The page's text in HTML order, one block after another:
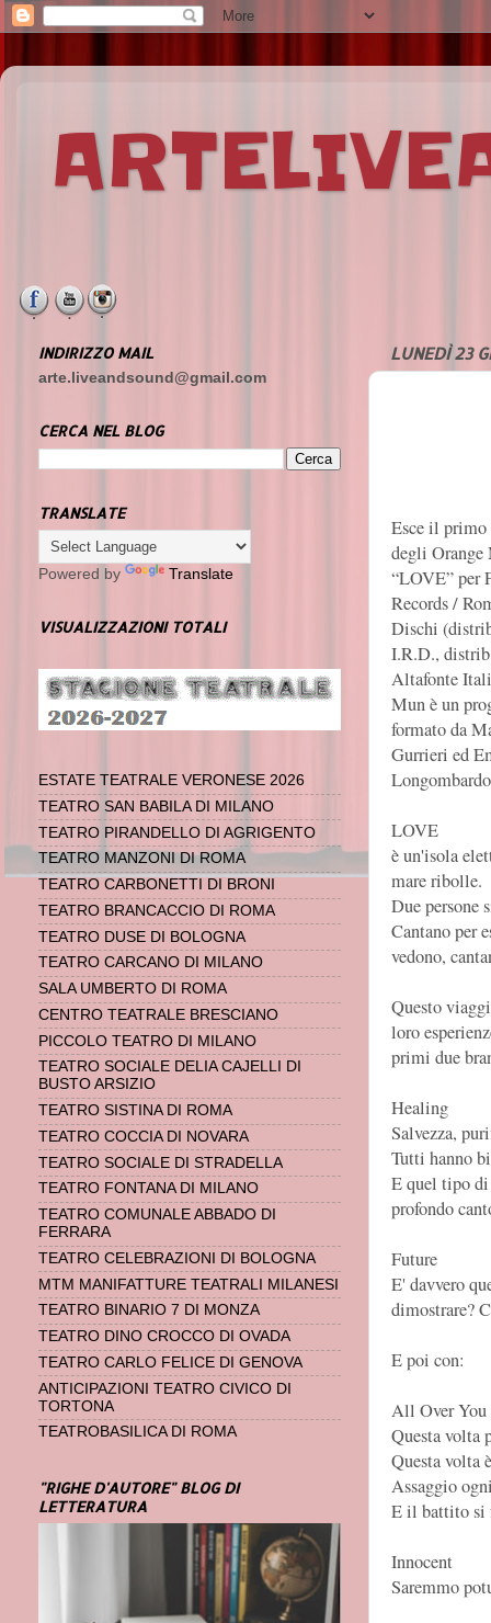
LUNEDÌ 23
Esce il
degli Orange
“LOVE” per
Records /
Dischi
I.R.D.,
Altafonte
Mun è un
formato da
Gurrieri ed
LOVE
è un'isola
mare ribolle.
Due persone
Cantano per
vedono,
Questo
loro
primi due
Healing
Salvezza,
Tutti hanno
E quel tipo di
profondo
Future
E' davvero
dimostrare?
E poi con:
All Over You
Questa volta
Questa volta
Assaggio
E il battito si
Innocent
Saremmo
INDIRIZZO MAIL
arte.liveandsound@gmail.com
CERCA NEL BLOG
TRANSLATE
Powered by Translate
VISUALIZZAZIONI TOTALI
ESTATE TEATRALE VERONESE 2026
TEATRO SAN BABILA DI MILANO
TEATRO PIRANDELLO DI AGRIGENTO
TEATRO MANZONI DI ROMA
TEATRO CARBONETTI DI BRONI
TEATRO BRANCACCIO DI ROMA
TEATRO DUSE DI BOLOGNA
TEATRO CARCANO DI MILANO
SALA UMBERTO DI ROMA
CENTRO TEATRALE BRESCIANO
PICCOLO TEATRO DI MILANO
TEATRO SOCIALE DELIA CAJELLI DI
BUSTO ARSIZIO
TEATRO SISTINA DI ROMA
TEATRO COCCIA DI NOVARA
TEATRO SOCIALE DI STRADELLA
TEATRO FONTANA DI MILANO
TEATRO COMUNALE ABBADO DI
FERRARA
TEATRO CELEBRAZIONI DI BOLOGNA
MTM MANIFATTURE TEATRALI MILANESI
TEATRO BINARIO 7 DI MONZA
TEATRO DINO CROCCO DI OVADA
TEATRO CARLO FELICE DI GENOVA
ANTICIPAZIONI TEATRO CIVICO DI
TORTONA
TEATROBASILICA DI ROMA
"RIGHE D'AUTORE" BLOG DI
LETTERATURA